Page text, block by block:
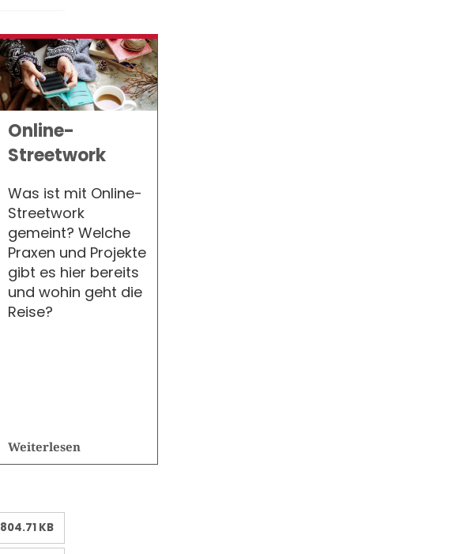
Online-
Streetwork
Was ist mit Online-
Streetwork
gemeint? Welche
Praxen und Projekte
gibt es hier bereits
und wohin geht die
Reise?
Weiterlesen
804.71 KB